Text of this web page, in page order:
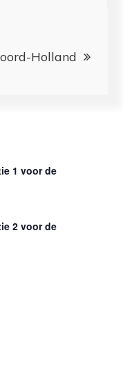
Holland
1 voor de
2 voor de